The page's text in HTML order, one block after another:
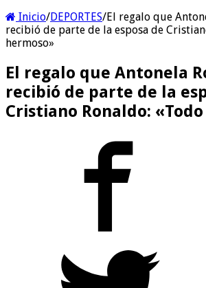
Inicio/DEPORTES/El regalo que
recibió de parte de la esposa de
hermoso»
El regalo que Antonela
recibió de parte de la
Cristiano Ronaldo: